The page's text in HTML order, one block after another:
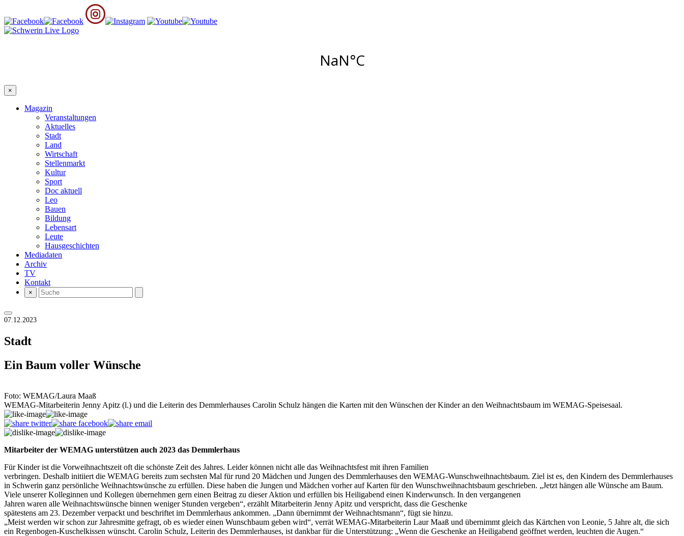
×
Magazin
Veranstaltungen
Aktuelles
Stadt
Land
Wirtschaft
Stellenmarkt
Kultur
Sport
Doc aktuell
Leo
Bauen
Bildung
Lebensart
Leute
Hausgeschichten
Mediadaten
Archiv
TV
Kontakt
×
07.12.2023
Stadt
Ein Baum voller Wünsche
Foto: WEMAG/Laura Maaß
WEMAG-Mitarbeiterin Jenny Apitz (l.) und die Leiterin des Demmlerhauses Carolin Schulz hängen die Karten mit den Wünschen der Kinder an den Weihnachtsbaum im WEMAG-Speisesaal.
Mitarbeiter der WEMAG unterstützen auch 2023 das Demmlerhaus
Für Kinder ist die Vorweihnachtszeit oft die schönste Zeit des Jahres. Leider können nicht alle das Weihnachtsfest mit ihren Familien
verbringen. Deshalb initiiert die WEMAG bereits zum sechsten Mal für rund 20 Mädchen und Jungen des Demmlerhauses den WEMAG‑Wunschweihnachtsbaum. Ziel ist es, den Kindern des Demmlerhauses
in Schwerin ganz persönliche Weihnachtswünsche zu erfüllen. Diese haben die Jungen und Mädchen vorher auf Karten für den Wunschweihnachtsbaum geschrieben. „Jetzt hängen alle Wünsche am Baum.
Viele unserer Kolleginnen und Kollegen übernehmen gern einen Beitrag zu dieser Aktion und erfüllen bis Heiligabend einen Kinderwunsch. In den vergangenen
Jahren waren alle Weihnachtswünsche binnen weniger Stunden vergeben“, erzählt Mitarbeiterin Jenny Apitz und verspricht, dass die Geschenke
spätestens am 23. Dezember verpackt und beschriftet im Demmlerhaus ankommen. „Dann übernimmt der Weihnachtsmann“, fügt sie hinzu.
„Meist werden wir schon zur Jahresmitte gefragt, ob es wieder einen Wunschbaum geben wird“, verrät WEMAG-Mitarbeiterin Laur Maaß und übernimmt gleich das Kärtchen von Leonie, 5 Jahre alt, die sich
ein Regenbogen-Kuschelkissen wünscht. Carolin Schulz, Leiterin des Demmlerhauses, ist dankbar für die Unterstützung: „Wenn die Geschenke an Heiligabend geöffnet werden, leuchten die Augen.“